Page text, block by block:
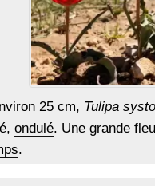
25 cm, Tulipa
ondulé. Une grande
.